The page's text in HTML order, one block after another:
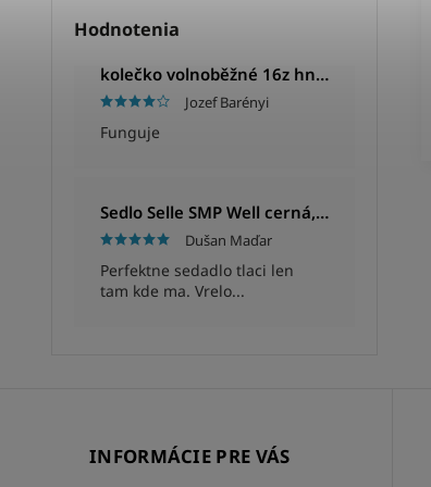
Hodnotenia
kolečko volnoběžné 16z hnědé
Jozef Barényi
Funguje
Sedlo Selle SMP Well cerná, Unisex, 280x144mm, 280g
Dušan Maďar
Perfektne sedadlo tlaci len
tam kde ma. Vrelo...
INFORMÁCIE PRE VÁS